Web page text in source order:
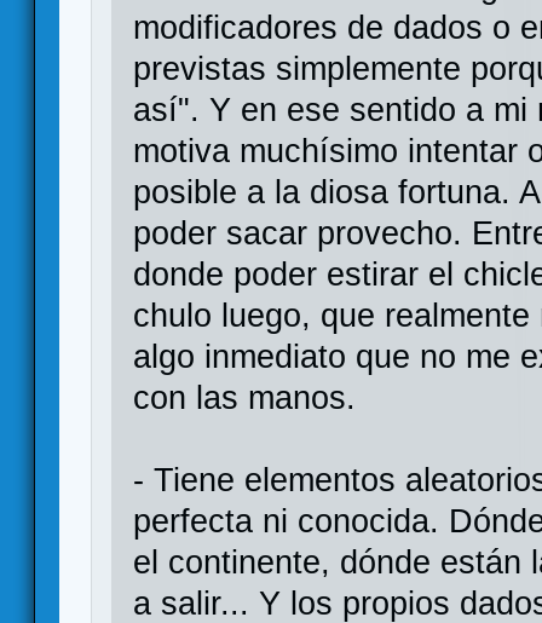
modificadores de dados o
previstas simplemente
así". Y en ese sentido a mi
motiva muchísimo intentar
posible a la diosa fortuna.
poder sacar provecho.
donde poder estirar el
chulo luego, que
algo inmediato que no me
con las manos.
- Tiene elementos
perfecta ni conocida.
el continente, dónde están
a salir... Y los propios